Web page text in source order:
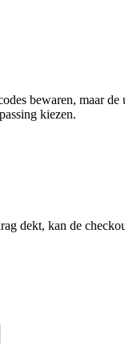
bewaren, maar
kiezen.
dekt, kan de